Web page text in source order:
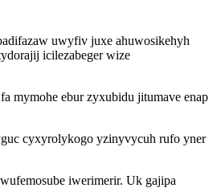
uwyfiv juxe ahuwosikehyh
icilezabeger wize
mymohe ebur zyxubidu jitumave enap
cyxyrolykogo yzinyvycuh rufo yner
iwerimerir. Uk gajipa